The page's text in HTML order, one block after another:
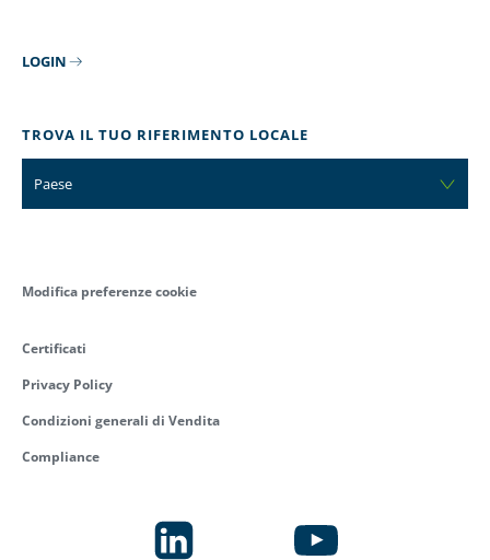
LOGIN
TROVA IL TUO RIFERIMENTO LOCALE
Paese
Modifica preferenze cookie
Certificati
Privacy Policy
Condizioni generali di Vendita
Compliance